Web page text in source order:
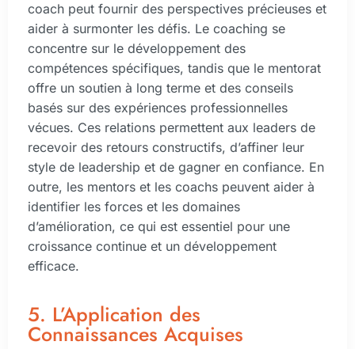
coach peut fournir des perspectives précieuses et
aider à surmonter les défis. Le coaching se
concentre sur le développement des
compétences spécifiques, tandis que le mentorat
offre un soutien à long terme et des conseils
basés sur des expériences professionnelles
vécues. Ces relations permettent aux leaders de
recevoir des retours constructifs, d’affiner leur
style de leadership et de gagner en confiance. En
outre, les mentors et les coachs peuvent aider à
identifier les forces et les domaines
d’amélioration, ce qui est essentiel pour une
croissance continue et un développement
efficace.
5. L’Application des
Connaissances Acquises